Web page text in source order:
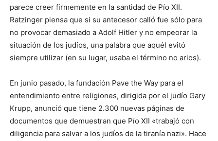
parece creer firmemente en la santidad de Pío XII.
Ratzinger piensa que si su antecesor calló fue sólo para
no provocar demasiado a Adolf Hitler y no empeorar la
situación de los judíos, una palabra que aquél evitó
siempre utilizar (en su lugar, usaba el término no arios).
En junio pasado, la fundación Pave the Way para el
entendimiento entre religiones, dirigida por el judío Gary
Krupp, anunció que tiene 2.300 nuevas páginas de
documentos que demuestran que Pío XII «trabajó con
diligencia para salvar a los judíos de la tiranía nazi». Hace